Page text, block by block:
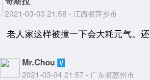
2021-03-03 21:58 - 江西省萍乡市
老人家这样被撞一下会大耗元气。
Mr.Chou
2021-03-04 21:57 - 广东省惠州市